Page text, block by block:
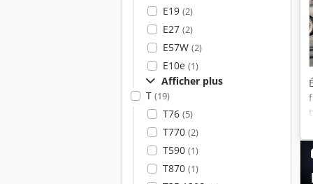
E19 (2)
E27 (2)
E57W (2)
E10e (1)
Afficher plus
T (19)
T76 (5)
T770 (2)
T590 (1)
T870 (1)